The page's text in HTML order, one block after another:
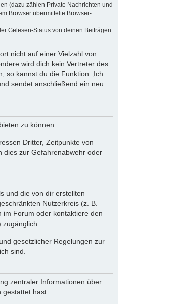
(dazu zählen Private Nachrichten und
Browser übermittelte Browser-
Gelesen-Status von deinen Beiträgen
nicht auf einer Vielzahl von
wird dich kein Vertreter des
so kannst du die Funktion „Ich
sendet anschließend ein neu
zu können.
Dritter, Zeitpunkte von
dies zur Gefahrenabwehr oder
und die von dir erstellten
Nutzerkreis (z. B.
im Forum oder kontaktiere den
gesetzlicher Regelungen zur
sind.
zentraler Informationen über
gestattet hast.